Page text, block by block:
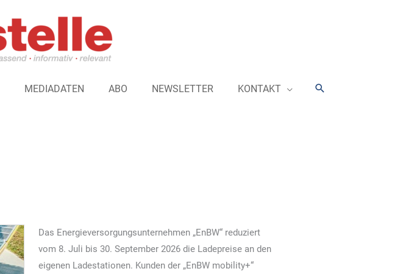
MEDIADATEN ABO NEWSLETTER KONTAKT Suchen
Das Energieversorgungsunternehmen „EnBW“ reduziert
vom 8. Juli bis 30. September 2026 die Ladepreise an den
eigenen Ladestationen. Kunden der „EnBW mobility+“